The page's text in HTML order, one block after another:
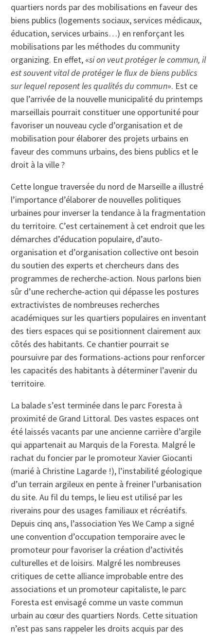
quartiers nords par des mobilisations en faveur des
biens publics (logements sociaux, services médicaux,
éducation, services urbains…) en renforçant les
mobilisations par les méthodes du community
organizing. En effet, «si on veut protéger le commun, il
est souvent vital de protéger le flux de biens publics
sur lequel reposent les qualités du commun». Est ce
que l’arrivée de la nouvelle municipalité du printemps
marseillais pourrait constituer une opportunité pour
favoriser un nouveau cycle d’organisation et de
mobilisation pour élaborer des projets urbains en
faveur des communs urbains, des biens publics et le
droit à la ville ?
Cette longue traversée du nord de Marseille a illustré
l’importance d’élaborer de nouvelles politiques
urbaines pour inverser la tendance à la fragmentation
du territoire. C’est certainement à cet endroit que les
démarches d’éducation populaire, d’auto-
organisation et d’organisation collective ont besoin
du soutien des experts et chercheurs dans des
programmes de recherche-action. Nous parlons bien
sûr d’une recherche-action qui dépasse les postures
extractivistes de nombreuses recherches
académiques sur les quartiers populaires en inventant
des tiers espaces qui se positionnent clairement aux
côtés des habitants. Ce chantier pourrait se
poursuivre par des formations-actions pour renforcer
les capacités des habitants à déterminer l’avenir du
territoire.
La balade s’est terminée dans le parc Foresta à
proximité de Grand Littoral. Des vastes espaces ont
été laissés vacants par une ancienne carrière d’argile
qui appartenait au Marquis de la Foresta. Malgré le
rachat du foncier par le promoteur Xavier Giocanti
(marié à Christine Lagarde !), l’instabilité géologique
d’un terrain argileux en pente à freiner l’urbanisation
du site. Au fil du temps, le lieu est utilisé par les
riverains pour des usages familiaux et récréatifs.
Depuis cinq ans, l’association Yes We Camp a signé
une convention d’occupation temporaire avec le
promoteur pour favoriser la création d’activités
culturelles et de loisirs. Malgré les nombreuses
critiques de cette alliance improbable entre des
associations et un promoteur capitaliste, le parc
Foresta est envisagé comme un vaste commun
urbain au cœur des quartiers Nords. Cette situation
n’est pas sans rappeler les droits acquis par des